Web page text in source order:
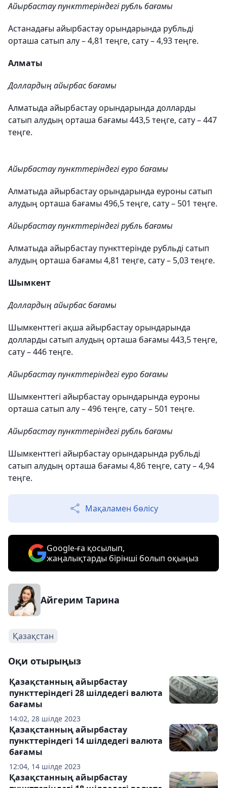
Айырбастау пункттеріндегі рубль бағамы
Астанадағы айырбастау орындарында рубльді
орташа сатып алу – 4,81 теңге, сату – 4,93 теңге.
Алматы
Доллардың айырбас бағамы
Алматыда айырбастау орындарында долларды
сатып алудың орташа бағамы 443,5 теңге, сату – 447
теңге.
Айырбастау пункттеріндегі еуро бағамы
Алматыда айырбастау орындарында еуроны сатып
алудың орташа бағамы 496,5 теңге, сату – 501 теңге.
Айырбастау пункттеріндегі рубль бағамы
Алматыда айырбастау пункттерінде рубльді сатып
алудың орташа бағамы 4,81 теңге, сату – 5,03 теңге.
Шымкент
Доллардың айырбас бағамы
Шымкенттегі ақша айырбастау орындарында
долларды сатып алудың орташа бағамы 443,5 теңге,
сату – 446 теңге.
Айырбастау пункттеріндегі еуро бағамы
Шымкенттегі айырбастау орындарында еуроны
орташа сатып алу – 496 теңге, сату – 501 теңге.
Айырбастау пункттеріндегі рубль бағамы
Шымкенттегі айырбастау орындарында рубльді
сатып алудың орташа бағамы 4,86 ​​теңге, сату – 4,94
теңге.
Мақаламен бөлісу
Google-ға қосылып,
жаңалықтарды бірінші болып оқыңыз
Айгерим Тарина
Қазақстан
Оқи отырыңыз
14:02, 28 шілде 2023
Қазақстанның айырбастау
пункттеріндегі 28 шілдедегі валюта
бағамы
12:04, 14 шілде 2023
Қазақстанның айырбастау
пункттеріндегі 14 шілдедегі валюта
бағамы
Қазақстанның айырбастау